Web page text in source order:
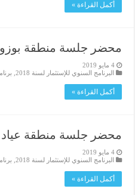
أكمل القراءة »
محضر جلسة منطقة
4 مايو 2019
البرنامج السنوي للإستثمار لسنة 2018
أكمل القراءة »
محضر جلسة منطقة عياد
4 مايو 2019
البرنامج السنوي للإستثمار لسنة 2018
أكمل القراءة »